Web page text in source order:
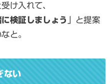
受け入れて、
検証しましょう
」と提案
と。
ない